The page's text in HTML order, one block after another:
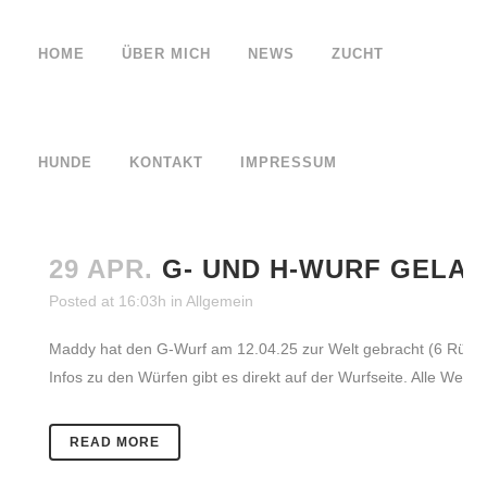
HOME ÜBER MICH NEWS ZUCHT
HUNDE KONTAKT IMPRESSUM
29 APR. G- UND H-WURF
Posted at 16:03h inAllgemein
Maddy hat den G-Wurf am 12.04.25 zur Welt gebracht (6
Infos zu den Würfen gibt es direkt auf der Wurfseite. Alle
READ MORE